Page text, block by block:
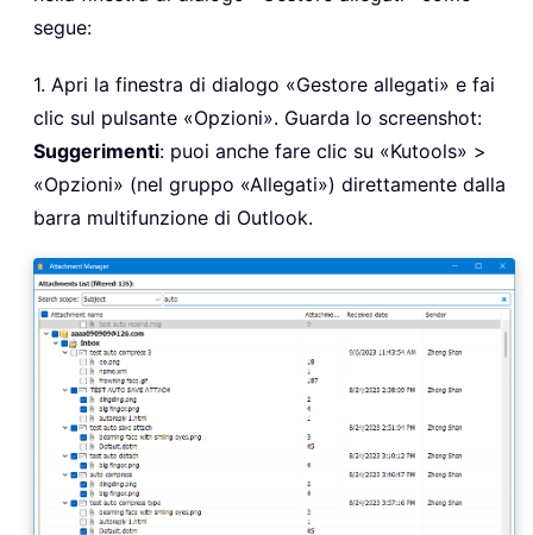
segue:
1. Apri la finestra di dialogo «Gestore allegati» e fai
clic sul pulsante «Opzioni». Guarda lo screenshot:
Suggerimenti: puoi anche fare clic su «Kutools» >
«Opzioni» (nel gruppo «Allegati») direttamente dalla
barra multifunzione di Outlook.